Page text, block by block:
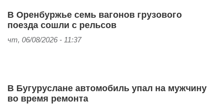
В Оренбуржье семь вагонов грузового
поезда сошли с рельсов
чт, 06/08/2026 - 11:37
В Бугуруслане автомобиль упал на мужчину
во время ремонта